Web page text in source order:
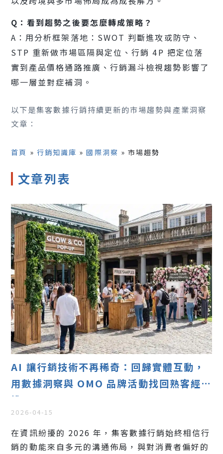
Q：看到趨勢之後要怎麼轉成策略？
A：用分析框架落地：SWOT 判斷進攻或防守、
STP 重新做市場區隔與定位、行銷 4P 把定位落
實到產品價格通路推廣、行銷漏斗檢視趨勢影響了
哪一層並對症補洞。
以下是集客數據行銷持續更新的市場趨勢與產業洞察
文章：
首頁 » 行銷知識庫 »國際洞察 »市場趨勢
文章列表
AI 讓行銷技術不再稀奇：回歸實體互動，
用數據洞察與 OMO 品牌活動找回熟客經營
權
2026-04-15
在資訊紛擾的 2026 年，集客數據行銷始終相信行
銷的動能來自多元的溝通佈局，與對消費者偏好的